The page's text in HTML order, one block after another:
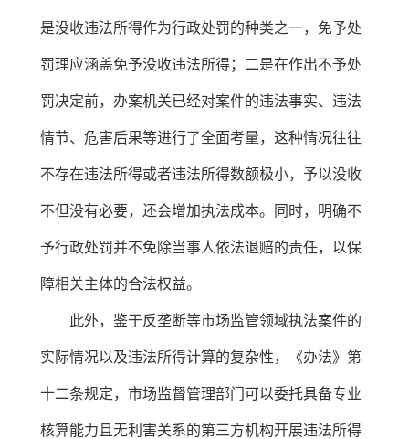
是没收违法所得作为行政处罚的种类之一，免予处
罚理应涵盖免予没收违法所得；二是在作出不予处
罚决定前，办案机关已经对案件的违法事实、违法
情节、危害后果等进行了全面考量，这种情况往往
不存在违法所得或者违法所得数额极小，予以没收
不但没有必要，还会增加执法成本。同时，明确不
予行政处罚并不免除当事人依法退赔的责任，以保
障相关主体的合法权益。
此外，鉴于反垄断等市场监管领域执法案件的
实际情况以及违法所得计算的复杂性，《办法》第
十二条规定，市场监督管理部门可以委托具备专业
核算能力且无利害关系的第三方机构开展违法所得